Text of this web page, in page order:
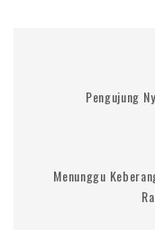
Pengujung
Menunggu